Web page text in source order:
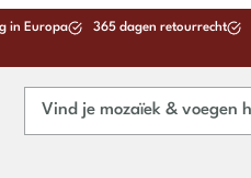
in Europa 365 dagen retourrecht